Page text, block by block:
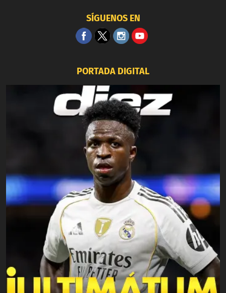
SÍGUENOS EN
PORTADA DIGITAL